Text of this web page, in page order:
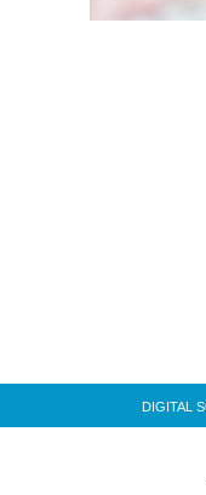
DIGITAL